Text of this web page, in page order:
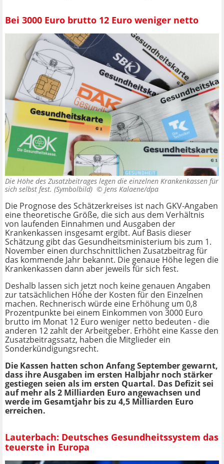
Bei 3000 Euro brutto 12 Euro weniger netto
Die Höhe des Zusatzbeitrages legen die einzelnen Krankenkassen für
sich selbst fest. (Symbolbild) © Jens Kalaene/dpa
Die Prognose des Schätzerkreises ist nach GKV-Angaben
eine theoretische Größe, die sich aus dem Verhältnis
von laufenden Einnahmen und Ausgaben der
Krankenkassen insgesamt ergibt. Auf Basis dieser
Schätzung gibt das Gesundheitsministerium bis zum 1.
November einen durchschnittlichen Zusatzbeitrag für
das kommende Jahr bekannt. Die genaue Höhe legen die
Krankenkassen dann aber jeweils für sich fest.
Deshalb lassen sich jetzt noch keine genauen Angaben
zur tatsächlichen Höhe der Kosten für den Einzelnen
machen. Rechnerisch würde eine Erhöhung um 0,8
Prozentpunkte bei einem Einkommen von 3000 Euro
brutto im Monat 12 Euro weniger netto bedeuten - die
anderen 12 zahlt der Arbeitgeber. Erhöht eine Kasse den
Zusatzbeitragssatz, haben die Mitglieder ein
Sonderkündigungsrecht.
Die Kassen hatten schon Anfang September gewarnt,
dass ihre Ausgaben im ersten Halbjahr noch stärker
gestiegen seien als im ersten Quartal. Das Defizit sei
auf mehr als 2 Milliarden Euro angewachsen und
werde im Gesamtjahr bis zu 4,5 Milliarden Euro
erreichen.
Lauterbach: Deutsches Gesundheitssystem das
teuerste in Europa